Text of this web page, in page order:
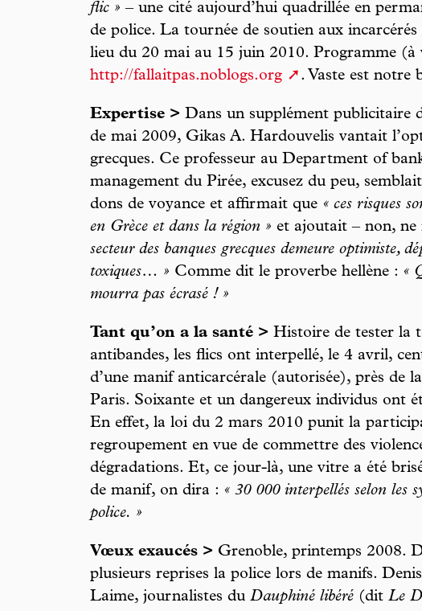
flic » – une cité aujourd’hui quadrillée en
de police. La tournée de soutien aux
lieu du 20 mai au 15 juin 2010. Programme (à
http://fallaitpas.noblogs.org
. Vaste est notre
Expertise > Dans un supplément publicitaire
de mai 2009, Gikas A. Hardouvelis vantait
grecques. Ce professeur au Department of
management du Pirée, excusez du peu,
dons de voyance et affirmait que « ces risques
en Grèce et dans la région » et ajoutait – non, ne
secteur des banques grecques demeure optimiste,
toxiques… » Comme dit le proverbe hellène : «
mourra pas écrasé ! »
Tant qu’on a la santé > Histoire de tester la
antibandes, les flics ont interpellé, le 4 avril,
d’une manif anticarcérale (autorisée), près de
Paris. Soixante et un dangereux individus ont
En effet, la loi du 2 mars 2010 punit la
regroupement en vue de commettre des
dégradations. Et, ce jour-là, une vitre a été
de manif, on dira : « 30 000 interpellés selon les
police. »
Vœux exaucés > Grenoble, printemps 2008.
plusieurs reprises la police lors de manifs.
Laime, journalistes du Dauphiné libéré (dit Le